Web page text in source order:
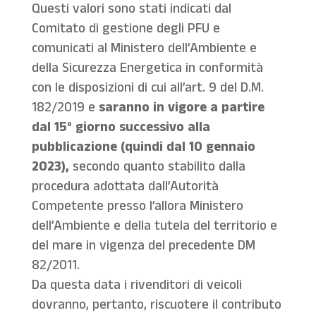
Questi valori sono stati indicati dal
Comitato di gestione degli PFU e
comunicati al Ministero dell’Ambiente e
della Sicurezza Energetica in conformità
con le disposizioni di cui all’art. 9 del D.M.
182/2019 e saranno in vigore a partire
dal 15° giorno successivo alla
pubblicazione (quindi dal 10 gennaio
2023), secondo quanto stabilito dalla
procedura adottata dall’Autorità
Competente presso l’allora Ministero
dell’Ambiente e della tutela del territorio e
del mare in vigenza del precedente DM
82/2011.
Da questa data i rivenditori di veicoli
dovranno, pertanto, riscuotere il contributo